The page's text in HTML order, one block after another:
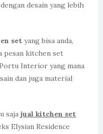
desain yang lebih
set yang bisa anda,
pesan kitchen set
Interior yang mana
dan juga material
saja jual kitchen set
Elysian Residence